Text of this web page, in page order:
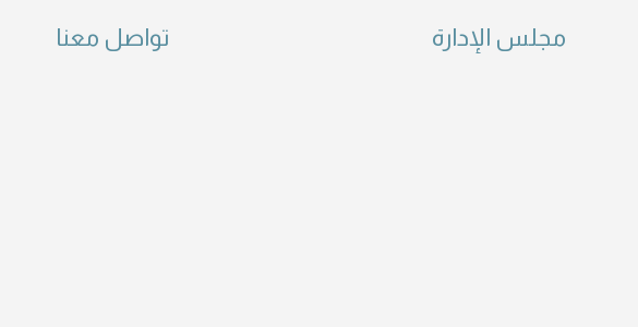
مجلس الإدارة تواصل معنا